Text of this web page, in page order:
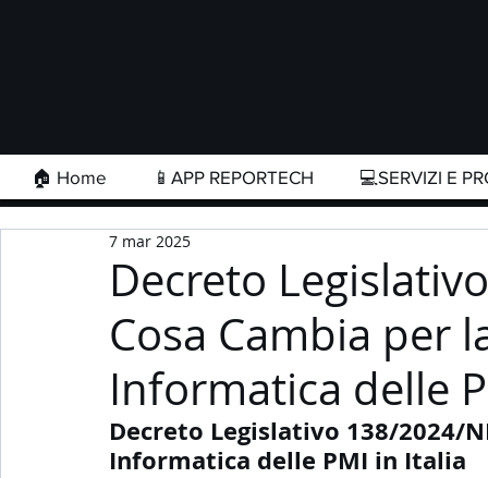
🏠 Home 📱APP REPORTECH 💻SERVIZI E
Decreto
Cosa Cambia per
Informatica delle
7 mar 2025
Decreto Legislativo 138/2024/
Informatica delle PMI in Italia